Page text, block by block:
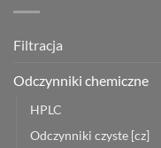
Filtracja
Odczynniki chemiczne
HPLC
Odczynniki czyste [cz]